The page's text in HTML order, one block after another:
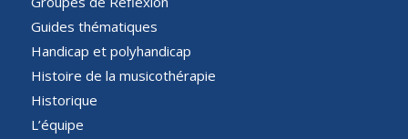
Guides thématiques
Handicap et polyhandicap
Histoire de la musicothérapie
Historique
L’équipe